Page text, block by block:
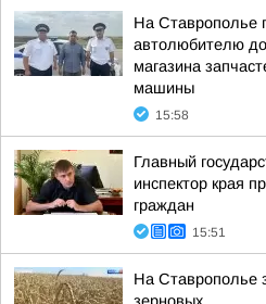
На Ставрополье
автолюбителю
магазина
машины
15:58
Главный
инспектор края
граждан
15:51
На Ставрополье